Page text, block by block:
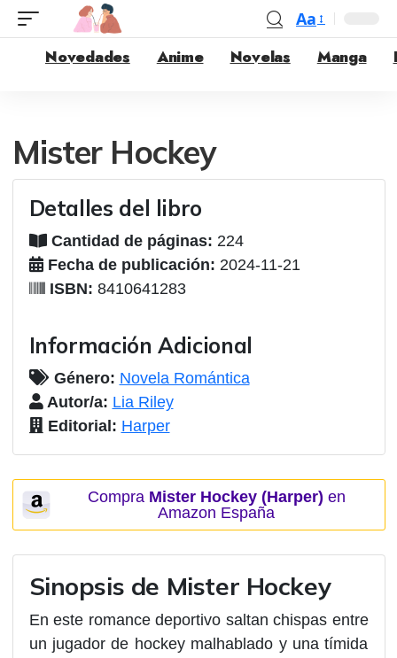
Aa
Novedades
Anime Novelas Manga
Mister Hockey
Detalles del libro
Cantidad de páginas: 224
Fecha de publicación: 2024-11-21
ISBN: 8410641283
Información Adicional
Género: Novela Romántica
Autor/a: Lia Riley
Editorial: Harper
Compra Mister Hockey (Harper) en
Amazon España
Sinopsis de Mister Hockey
En este romance deportivo saltan chispas entre
un jugador de hockey malhablado y una tímida